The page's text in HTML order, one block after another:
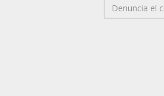
Denuncia el